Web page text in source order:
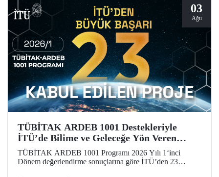
03
Ağu
TÜBİTAK ARDEB 1001 Destekleriyle
İTÜ’de Bilime ve Geleceğe Yön Veren
Başarı
TÜBİTAK ARDEB 1001 Programı 2026 Yılı 1‘inci
Dönem değerlendirme sonuçlarına göre İTÜ’den 23